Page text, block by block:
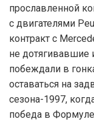
прославленной
с двигателями
контракт с
не дотягивавшие
побеждали в
оставаться на
сезона-1997,
победа в Формуле